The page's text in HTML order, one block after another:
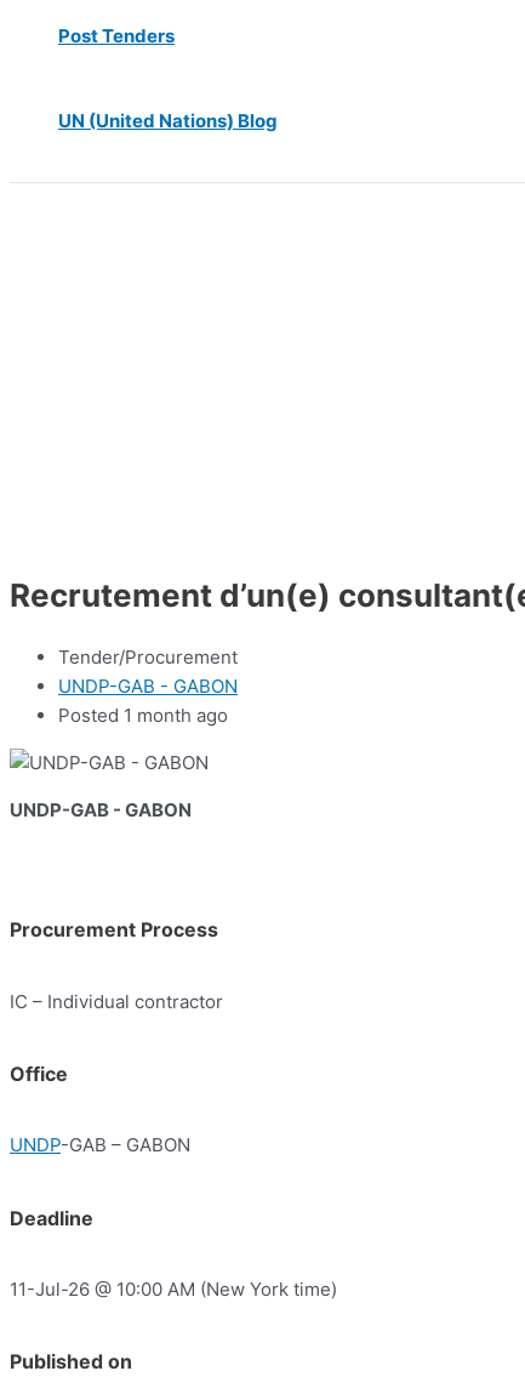
Post Tenders
UN (United Nations) Blog
Recrutement d’un(e)
Tender/Procurement
UNDP-GAB - GABON
Posted 1 month ago
UNDP-GAB - GABON
Procurement Process
IC – Individual contractor
Office
UNDP-GAB – GABON
Deadline
11-Jul-26 @ 10:00 AM (New York time)
Published on